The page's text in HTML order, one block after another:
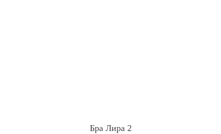
Бра Лира 2